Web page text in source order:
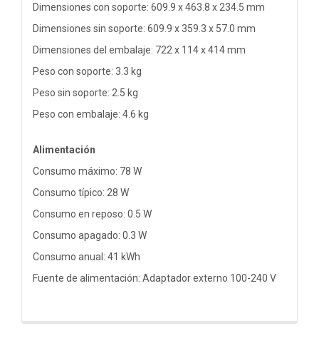
Dimensiones con soporte: 609.9 x 463.8 x 234.5 mm
Dimensiones sin soporte: 609.9 x 359.3 x 57.0 mm
Dimensiones del embalaje: 722 x 114 x 414 mm
Peso con soporte: 3.3 kg
Peso sin soporte: 2.5 kg
Peso con embalaje: 4.6 kg
Alimentación
Consumo máximo: 78 W
Consumo típico: 28 W
Consumo en reposo: 0.5 W
Consumo apagado: 0.3 W
Consumo anual: 41 kWh
Fuente de alimentación: Adaptador externo 100-240 V